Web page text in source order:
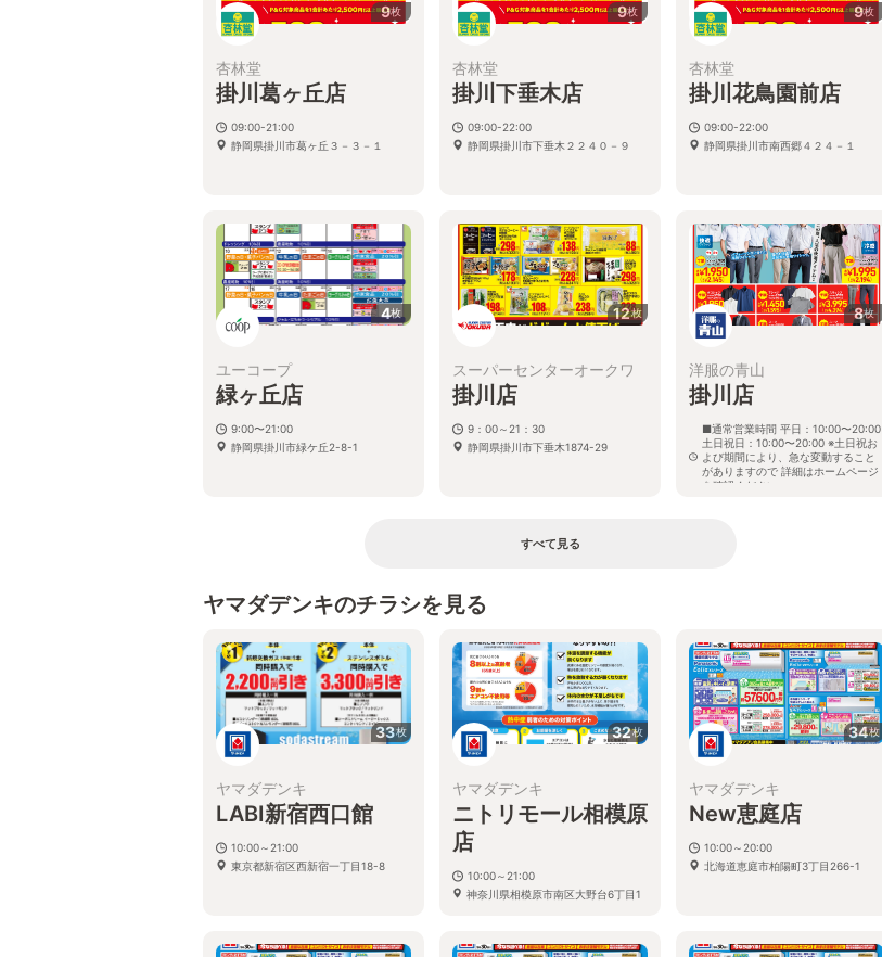
9枚
杏林堂
掛川葛ヶ丘店
09:00-21:00
静岡県掛川市葛ヶ丘３－３－１
9枚
杏林堂
掛川下垂木店
09:00-22:00
静岡県掛川市下垂木２２４０－９
9枚
杏林堂
掛川花鳥園前店
09:00-22:00
静岡県掛川市南西郷４２４－１
4枚
ユーコープ
緑ヶ丘店
9:00〜21:00
静岡県掛川市緑ケ丘2-8-1
12枚
スーパーセンターオークワ
掛川店
9：00～21：30
静岡県掛川市下垂木1874-29
8枚
洋服の青山
掛川店
■通常営業時間 平日：10:00〜20:00
土日祝日：10:00〜20:00 ※土日祝お
よび期間により、急な変動すること
がありますので 詳細はホームページ
を確認ください
すべて見る
ヤマダデンキのチラシを見る
33枚
ヤマダデンキ
LABI新宿西口館
10:00～21:00
東京都新宿区西新宿一丁目18-8
32枚
ヤマダデンキ
ニトリモール相模原
店
10:00～21:00
神奈川県相模原市南区大野台6丁目1
34枚
ヤマダデンキ
New恵庭店
10:00～20:00
北海道恵庭市柏陽町3丁目266-1